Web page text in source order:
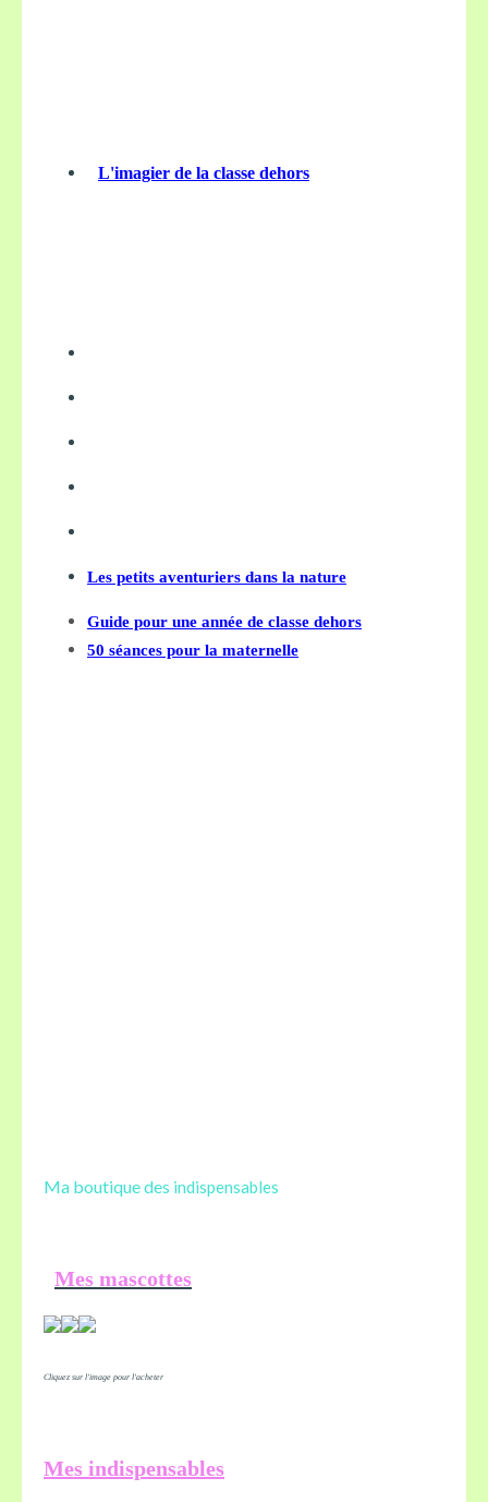
L'imagier de la classe dehors
Les petits aventuriers dans la nature
Guide pour une année de classe dehors
50 séances pour la maternelle
Ma boutique des indispensables
Mes mascottes
Cliquez sur l'image pour l'acheter
Mes indispensables